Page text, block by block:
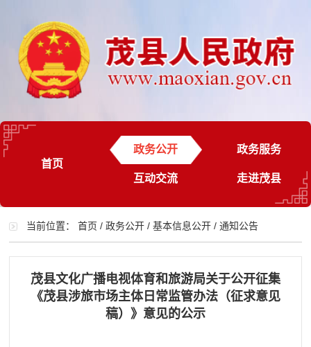
首页
政务公开 政务服务
互动交流 走进茂县
当前位置：首页 /政务公开 /基本信息公开 /通知公告
茂县文化广播电视体育和旅游局关于公开征集
《茂县涉旅市场主体日常监管办法（征求意见
稿）》意见的公示